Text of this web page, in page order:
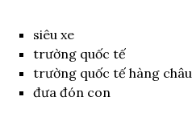
siêu xe
trường quốc tế
trường quốc tế hàng châu
đưa đón con